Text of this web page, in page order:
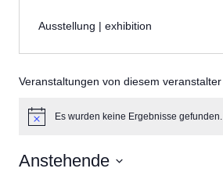
Ausstellung | exhibition
Veranstaltungen von diesem veranstalter
HinweisEs wurden keine Ergebnisse gefunden.
Anstehende